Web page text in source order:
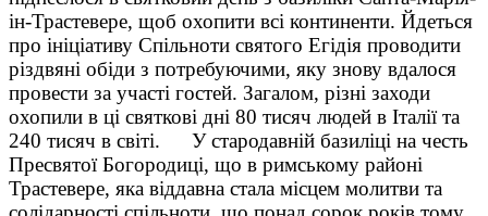
ін-Трастевере, щоб охопити всі континенти. Йдеться
про ініціативу Спільноти святого Егідія проводити
різдвяні обіди з потребуючими, яку знову вдалося
провести за участі гостей. Загалом, різні заходи
охопили в ці святкові дні 80 тисяч людей в Італії та
240 тисяч в світі.
У стародавній базиліці на честь
Пресвятої Богородиці, що в римському районі
Трастевере, яка віддавна стала місцем молитви та